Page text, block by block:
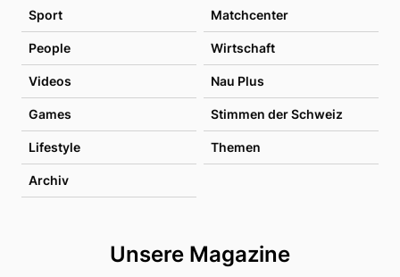
Sport Matchcenter
People Wirtschaft
Videos Nau Plus
Games Stimmen der Schweiz
Lifestyle Themen
Archiv
Unsere Magazine